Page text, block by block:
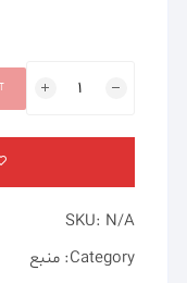
لیتری
واتس
SKU: N/A
Category: منبع